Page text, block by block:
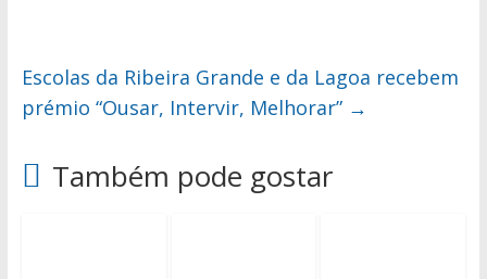
Escolas da Ribeira Grande e da Lagoa recebem
prémio “Ousar, Intervir, Melhorar” →
Também pode gostar